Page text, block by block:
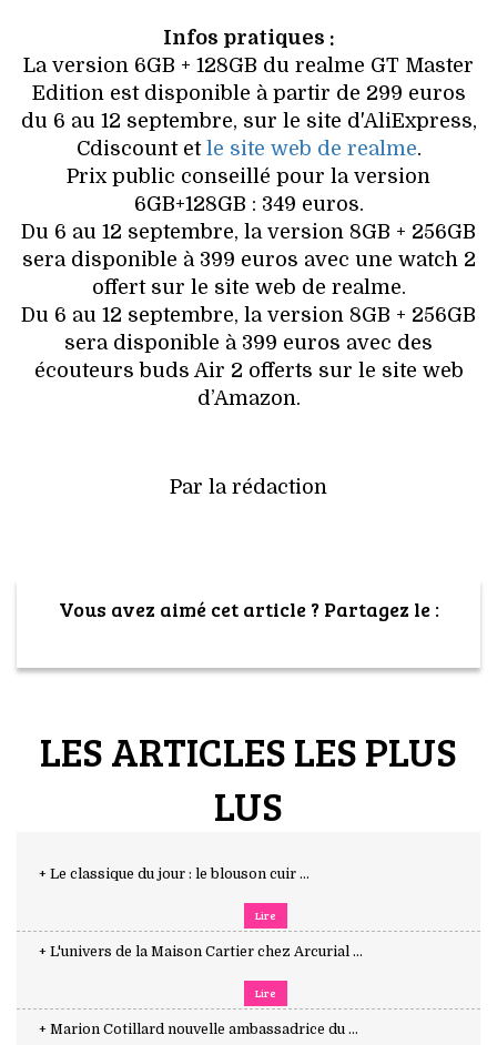
Infos pratiques :
La version 6GB + 128GB du realme GT Master
Edition est disponible à partir de 299 euros
du 6 au 12 septembre, sur le site d'AliExpress,
Cdiscount et le site web de realme.
Prix public conseillé pour la version
6GB+128GB : 349 euros.
Du 6 au 12 septembre, la version 8GB + 256GB
sera disponible à 399 euros avec une watch 2
offert sur le site web de realme.
Du 6 au 12 septembre, la version 8GB + 256GB
sera disponible à 399 euros avec des
écouteurs buds Air 2 offerts sur le site web
d’Amazon.
Par la rédaction
Vous avez aimé cet article ? Partagez le :
LES ARTICLES LES PLUS
LUS
+ Le classique du jour : le blouson cuir ...
Lire
+ L'univers de la Maison Cartier chez Arcurial ...
Lire
+ Marion Cotillard nouvelle ambassadrice du ...